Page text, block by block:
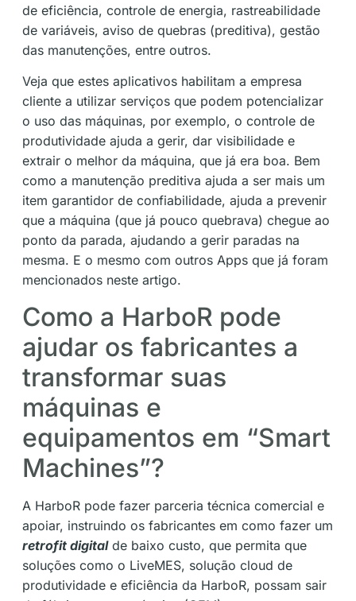
de eficiência, controle de energia, rastreabilidade
de variáveis, aviso de quebras (preditiva), gestão
das manutenções, entre outros.
Veja que estes aplicativos habilitam a empresa
cliente a utilizar serviços que podem potencializar
o uso das máquinas, por exemplo, o controle de
produtividade ajuda a gerir, dar visibilidade e
extrair o melhor da máquina, que já era boa. Bem
como a manutenção preditiva ajuda a ser mais um
item garantidor de confiabilidade, ajuda a prevenir
que a máquina (que já pouco quebrava) chegue ao
ponto da parada, ajudando a gerir paradas na
mesma. E o mesmo com outros Apps que já foram
mencionados neste artigo.
Como a HarboR pode
ajudar os fabricantes a
transformar suas
máquinas e
equipamentos em “Smart
Machines”?
A HarboR pode fazer parceria técnica comercial e
apoiar, instruindo os fabricantes em como fazer um
retrofit digitalde baixo custo, que permita que
soluções como o LiveMES, solução cloud de
produtividade e eficiência da HarboR, possam sair